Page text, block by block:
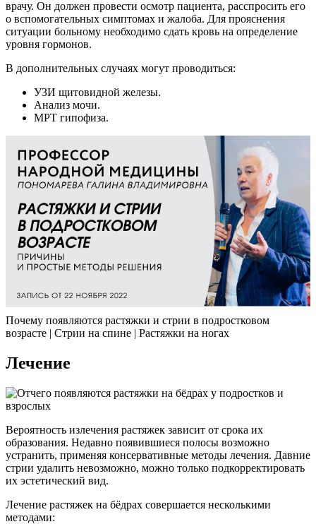
врачу. Он должен провести осмотр пациента, расспросить его
о вспомогательных симптомах и жалоба. Для прояснения
ситуации больному необходимо сдать кровь на определение
уровня гормонов.
В дополнительных случаях могут проводиться:
УЗИ щитовидной железы.
Анализ мочи.
МРТ гипофиза.
Почему появляются растяжки и стрии в подростковом
возрасте | Стрии на спине | Растяжки на ногах
Лечение
Вероятность излечения растяжек зависит от срока их
образования. Недавно появившиеся полосы возможно
устранить, применяя консервативные методы лечения. Давние
стрии удалить невозможно, можно только подкорректировать
их эстетический вид.
Лечение растяжек на бёдрах совершается несколькими
методами: